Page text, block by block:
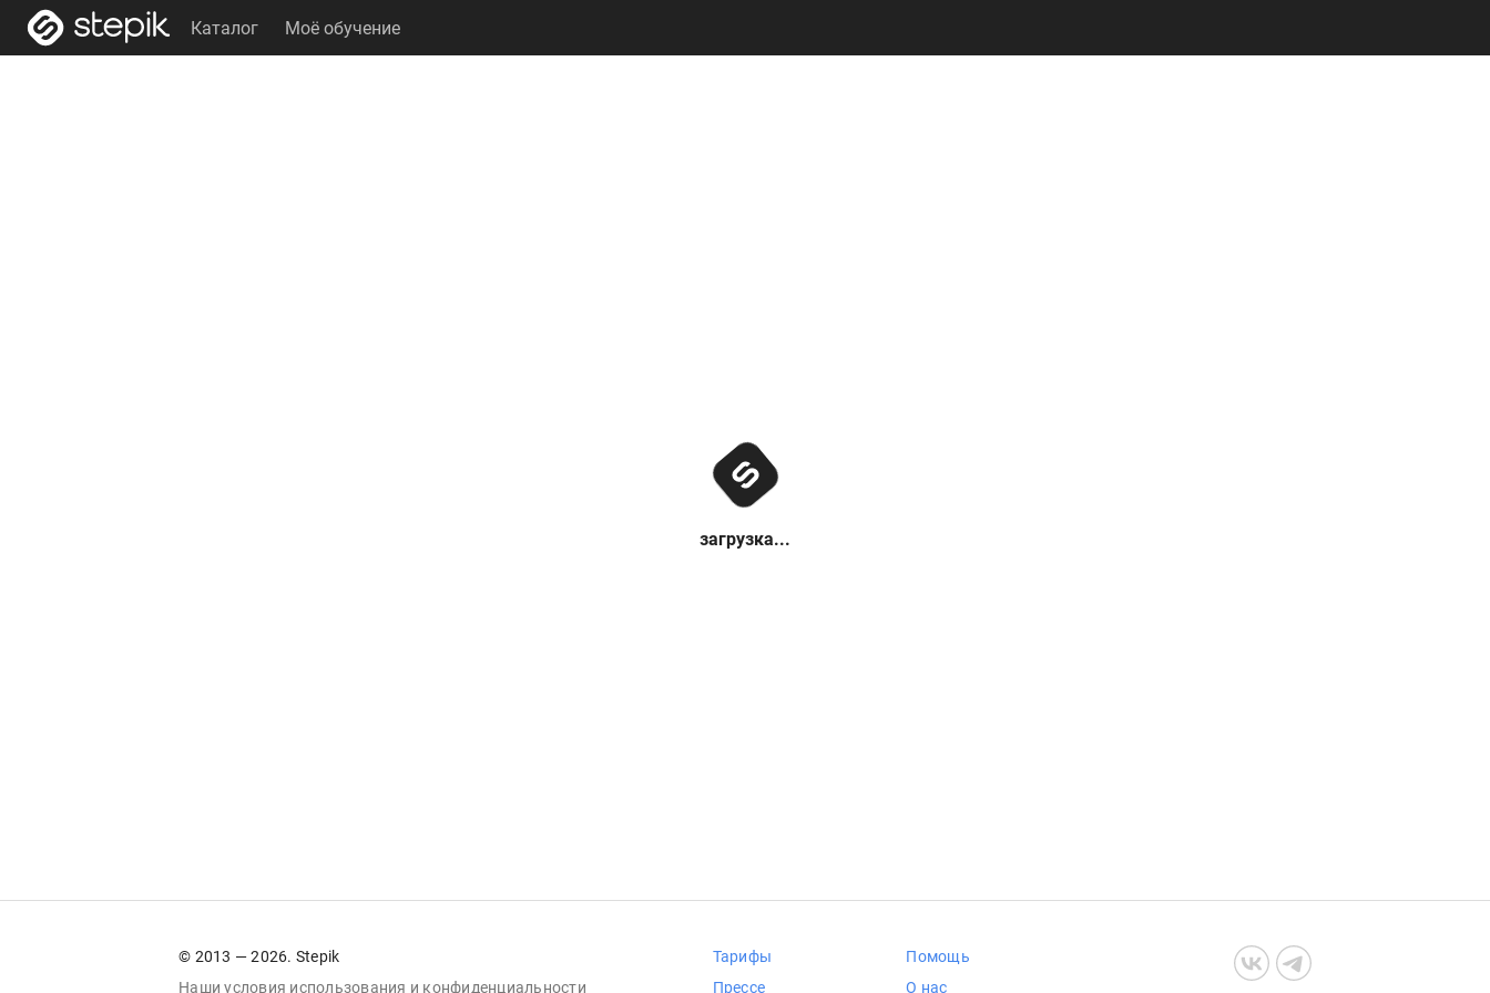
Каталог Моё обучение
загрузка...
© 2013 — 2026. Stepik
Наши условия использования и конфиденциальности
Тарифы
Прессе
Помощь
О нас